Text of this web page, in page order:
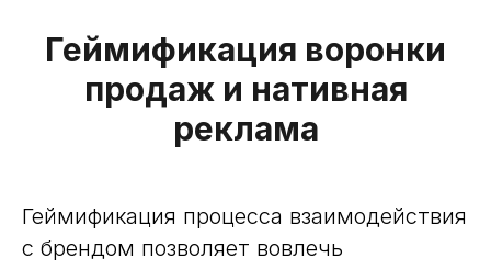
Геймификация воронки
продаж и нативная
реклама
Геймификация процесса взаимодействия
с брендом позволяет вовлечь